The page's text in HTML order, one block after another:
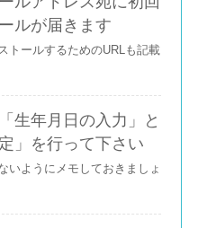
ルが届きます
トールするためのURLも記載
生年月日の入力」と
」を行って下さい
いようにメモしておきましょ